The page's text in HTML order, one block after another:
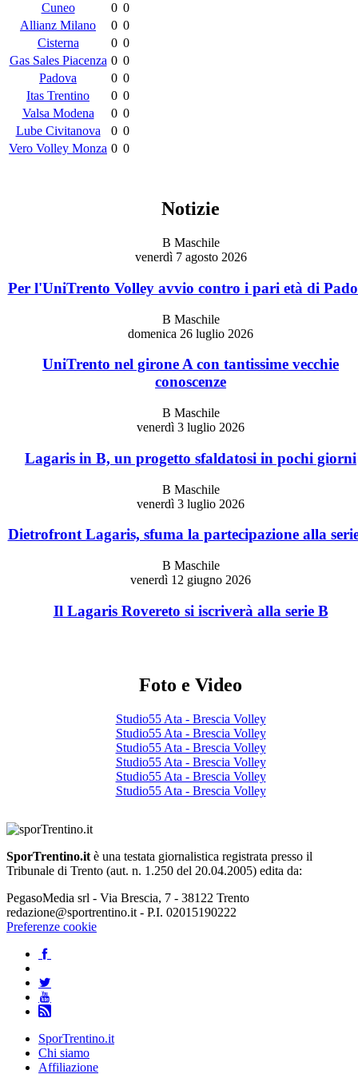
Cuneo 0 0
Allianz Milano
0 0
Cisterna
0 0
Gas Sales Piacenza 0 0
Padova
0 0
Itas Trentino
0 0
Valsa Modena
0 0
Lube Civitanova
0 0
Vero Volley Monza 0 0
Notizie
B Maschile
venerdì 7 agosto 2026
Per l'UniTrento Volley avvio contro i pari età di
B Maschile
domenica 26 luglio 2026
UniTrento nel girone A con tantissime vecchie
conoscenze
B Maschile
venerdì 3 luglio 2026
Lagaris in B, un progetto sfaldatosi in pochi giorni
B Maschile
venerdì 3 luglio 2026
Dietrofront Lagaris, sfuma la partecipazione alla
B Maschile
venerdì 12 giugno 2026
Il Lagaris Rovereto si iscriverà alla serie B
Foto e Video
Studio55 Ata - Brescia Volley
Studio55 Ata - Brescia Volley
Studio55 Ata - Brescia Volley
Studio55 Ata - Brescia Volley
Studio55 Ata - Brescia Volley
Studio55 Ata - Brescia Volley
SporTrentino.it è una testata giornalistica registrata presso il
Tribunale di Trento (aut. n. 1.250 del 20.04.2005) edita da:
PegasoMedia srl - Via Brescia, 7 - 38122 Trento
redazione@sportrentino.it - P.I. 02015190222
Preferenze cookie
SporTrentino.it
Chi siamo
Affiliazione